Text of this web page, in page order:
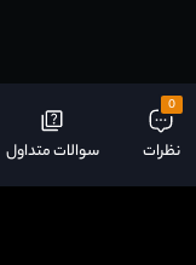
0
نظرات سوالات متداول